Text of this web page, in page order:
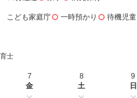
こども家庭庁 一時預かり 待機児童
士
7
金
8
土
9
日